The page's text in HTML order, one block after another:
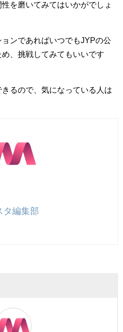
を磨いてみてはいかがでしょ
ンであればいつでもJYPの公
、挑戦してみてもいいです
るので、気になっている人は
タ編集部